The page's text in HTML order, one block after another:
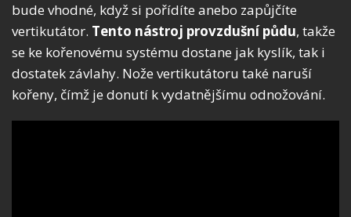
bude vhodné, když si pořídíte anebo zapůjčíte
vertikutátor. Tento nástroj provzdušní půdu, takže
se ke kořenovému systému dostane jak kyslík, tak i
dostatek závlahy. Nože vertikutátoru také naruší
kořeny, čímž je donutí k vydatnějšímu odnožování.